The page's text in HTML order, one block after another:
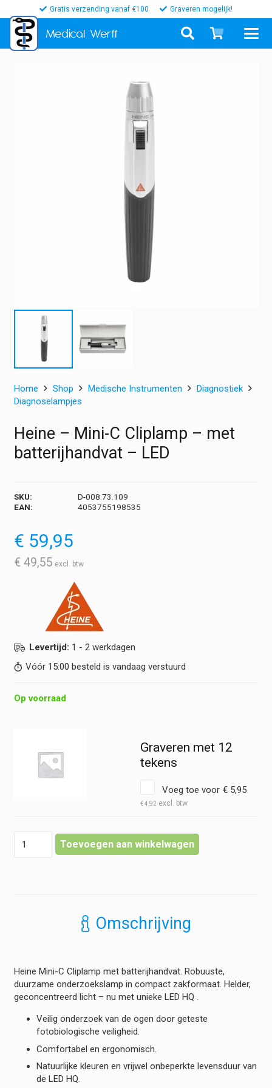
Gratis verzending vanaf €100 Graveren mogelijk!
Medical Werff
Home Shop Medische Instrumenten
Diagnostiek
Diagnoselampjes
Heine – Mini-C Cliplamp – met
batterijhandvat – LED
SKU:
D-008.73.109
EAN:
4053755198535
€ 59,95
€ 49,55
Levertijd: 1 - 2 werkdagen
Vóór 15:00 besteld is vandaag verstuurd
Op voorraad
Graveren met 12
tekens
Voeg toe voor € 5,95
€4,92
Toevoegen aan winkelwagen
Omschrijving
Heine Mini-C Cliplamp met batterijhandvat. Robuuste,
duurzame onderzoekslamp in compact zakformaat. Helder,
geconcentreerd licht – nu met unieke LED HQ .
Veilig onderzoek van de ogen door geteste
fotobiologische veiligheid.
Comfortabel en ergonomisch.
Natuurlijke kleuren en vrijwel onbeperkte levensduur van
de LED HQ.